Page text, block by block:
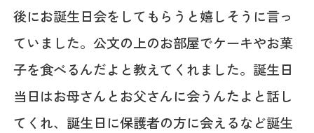
後にお誕生日会をしてもらうと嬉しそうに言っ
ていました。公文の上のお部屋でケーキやお菓
子を食べるんだよと教えてくれました。誕生日
当日はお母さんとお父さんに会うんたよと話し
てくれ、誕生日に保護者の方に会えるなど誕生